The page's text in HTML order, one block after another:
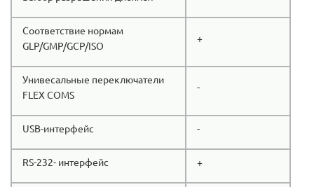
Соответствие нормам
GLP/GMP/GCP/ISO
+
Унивесальные переключатели
FLEX COMS
-
USB-интерфейс -
RS-232- интерфейс +